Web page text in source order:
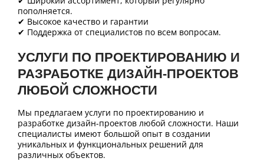
пополняется.
✔ Высокое качество и гарантии
✔ Поддержка от специалистов по всем вопросам.
УСЛУГИ ПО ПРОЕКТИРОВАНИЮ И
РАЗРАБОТКЕ ДИЗАЙН-ПРОЕКТОВ
ЛЮБОЙ СЛОЖНОСТИ
Мы предлагаем услуги по проектированию и
разработке дизайн-проектов любой сложности. Наши
специалисты имеют большой опыт в создании
уникальных и функциональных решений для
различных объектов.